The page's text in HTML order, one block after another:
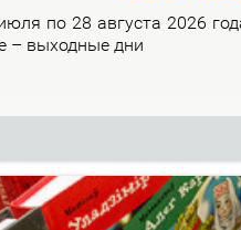
по 28 ав­гу­ста 2026
– вы­ход­ные дни